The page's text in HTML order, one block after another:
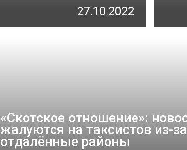
27.10.2022
«Скотское отношение»:
жалуются на таксистов из-
отдалённые районы